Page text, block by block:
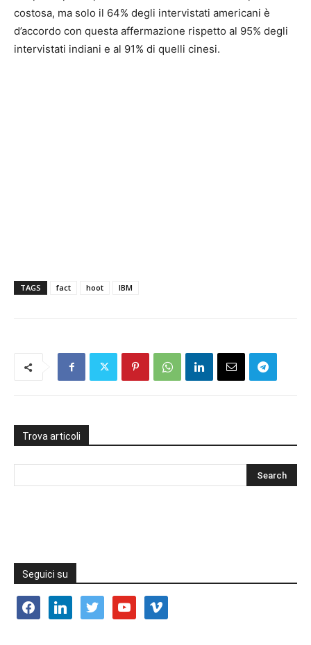
costosa, ma solo il 64% degli intervistati americani è
d’accordo con questa affermazione rispetto al 95% degli
intervistati indiani e al 91% di quelli cinesi.
TAGS fact hoot IBM
Trova articoli
Seguici su
facebooklinkedin twitter youtube vimeo